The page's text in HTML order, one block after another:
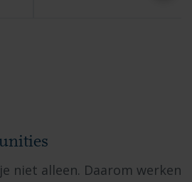
niet alleen. Daarom werken